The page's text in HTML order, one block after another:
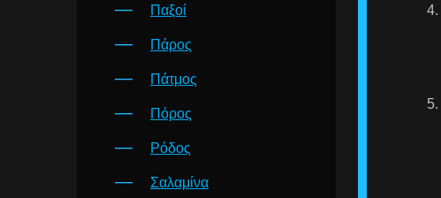
Παξοί
Πάρος
Πάτμος
Πόρος
Ρόδος
Σαλαμίνα